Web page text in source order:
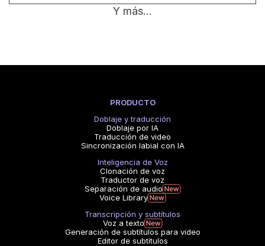
Y más...
PRODUCTO
Doblaje y traducción
Doblaje por IA
Traducción de video
Sincronización labial con IA
Inteligencia de Voz
Clonación de voz
Traductor de voz
Separación de audio
Voice Library
Transcripción y subtítulos
Voz a texto
Generación de subtítulos para video
Editor de subtítulos